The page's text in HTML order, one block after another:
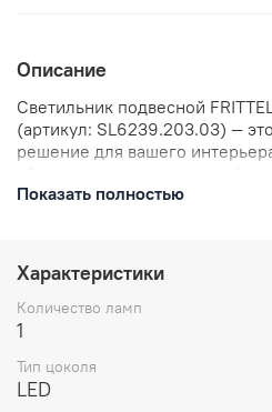
Описание
Светильник подвесной
(артикул: SL6239.203.03) —
решение для вашего
уютную атмосферу. Тёплый
дизайн, добавив ему
Показать полностью
Характеристики
Количество ламп
1
Тип цоколя
LED